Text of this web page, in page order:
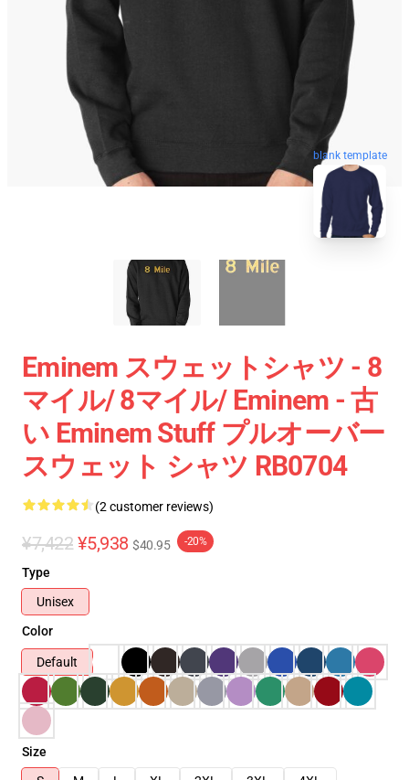
blank template
Eminem スウェットシャツ - 8
マイル/ 8マイル/ Eminem - 古
い Eminem Stuff プルオーバー
スウェット シャツ RB0704
(2 customer reviews)
¥7,422 ¥5,938 $40.95 -20%
Type
Unisex
Color
Default
Size